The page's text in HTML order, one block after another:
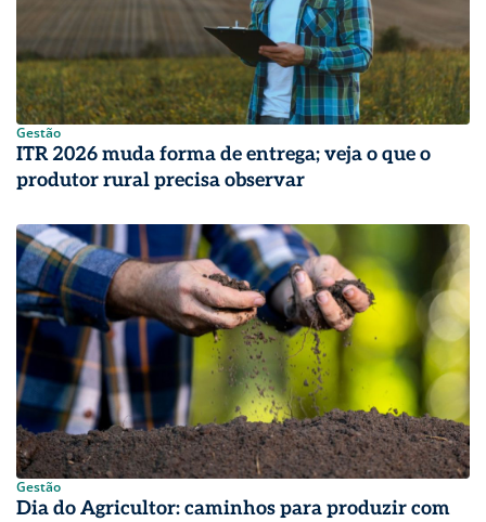
Gestão
ITR 2026 muda forma de entrega; veja o que o
produtor rural precisa observar
Gestão
Dia do Agricultor: caminhos para produzir com